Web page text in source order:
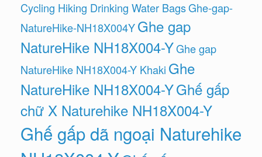
Cycling Hiking Drinking Water BagsGhe-gap-
NatureHike-NH18X004YGhe gap
NatureHike NH18X004-YGhe gap
NatureHike NH18X004-Y Khaki Ghe
NatureHike NH18X004-YGhế gấp
chữ X Naturehike NH18X004-Y
Ghế gấp dã ngoại Naturehike